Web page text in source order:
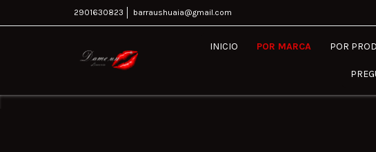
2901630823 barraushuaia@gmail.com
INICIO POR MARCA POR